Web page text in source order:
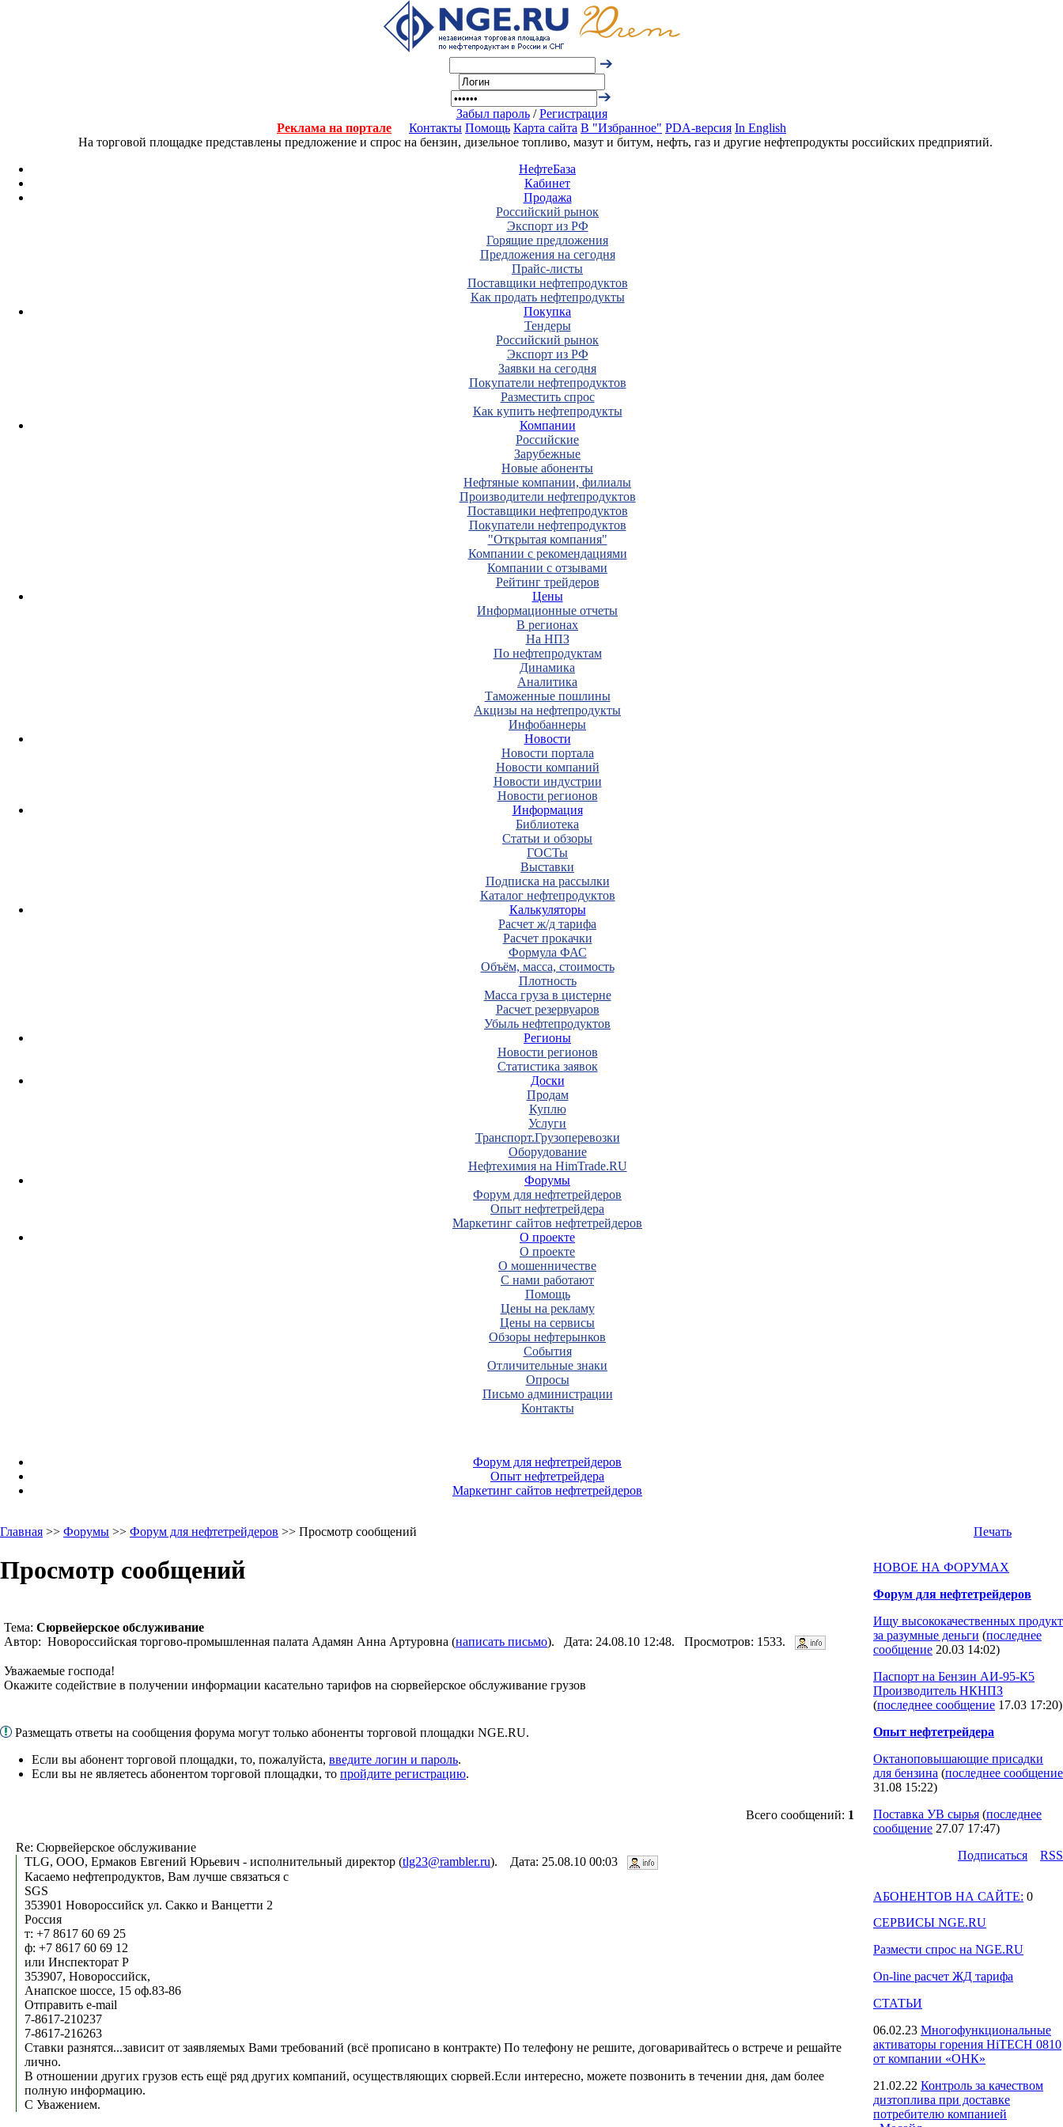
Забыл пароль/Регистрация
Реклама на портале
Контакты Помощь Карта сайта В "Избранное" PDA-версия In English
На торговой площадке представлены предложение и спрос на бензин, дизельное топливо, мазут и битум, нефть, газ и другие нефтепродукты российских предприятий.
НефтеБаза
Кабинет
Продажа
Российский рынок
Экспорт из РФ
Горящие предложения
Предложения на сегодня
Прайс-листы
Поставщики нефтепродуктов
Как продать нефтепродукты
Покупка
Тендеры
Российский рынок
Экспорт из РФ
Заявки на сегодня
Покупатели нефтепродуктов
Разместить спрос
Как купить нефтепродукты
Компании
Российские
Зарубежные
Новые абоненты
Нефтяные компании, филиалы
Производители нефтепродуктов
Поставщики нефтепродуктов
Покупатели нефтепродуктов
"Открытая компания"
Компании с рекомендациями
Компании с отзывами
Рейтинг трейдеров
Цены
Информационные отчеты
В регионах
На НПЗ
По нефтепродуктам
Динамика
Аналитика
Таможенные пошлины
Акцизы на нефтепродукты
Инфобаннеры
Новости
Новости портала
Новости компаний
Новости индустрии
Новости регионов
Информация
Библиотека
Статьи и обзоры
ГОСТы
Выставки
Подписка на рассылки
Каталог нефтепродуктов
Калькуляторы
Расчет ж/д тарифа
Расчет прокачки
Формула ФАС
Объём, масса, стоимость
Плотность
Масса груза в цистерне
Расчет резервуаров
Убыль нефтепродуктов
Регионы
Новости регионов
Статистика заявок
Доски
Продам
Куплю
Услуги
Транспорт.Грузоперевозки
Оборудование
Нефтехимия на HimTrade.RU
Форумы
Форум для нефтетрейдеров
Опыт нефтетрейдера
Маркетинг сайтов нефтетрейдеров
О проекте
О проекте
О мошенничестве
С нами работают
Помощь
Цены на рекламу
Цены на сервисы
Обзоры нефтерынков
События
Отличительные знаки
Опросы
Письмо администрации
Контакты
Форум для нефтетрейдеров
Опыт нефтетрейдера
Маркетинг сайтов нефтетрейдеров
Главная >> Форумы >> Форум для нефтетрейдеров >> Просмотр сообщений Печать
Просмотр сообщений
Тема: Сюрвейерское обслуживание
Автор: Новороссийская торгово-промышленная палата Адамян Анна Артуровна (написать письмо). Дата: 24.08.10 12:48. Просмотров: 1533.
Уважаемые господа!
Окажите содействие в получении информации касательно тарифов на сюрвейерское обслуживание грузов
Размещать ответы на сообщения форума могут только абоненты торговой площадки NGE.RU.
Если вы абонент торговой площадки, то, пожалуйста, введите логин и пароль.
Если вы не являетесь абонентом торговой площадки, то пройдите регистрацию.
Всего сообщений: 1
Re: Сюрвейерское обслуживание
TLG, ООО, Ермаков Евгений Юрьевич - исполнительный директор (tlg23@rambler.ru). Дата: 25.08.10 00:03
Касаемо нефтепродуктов, Вам лучше связаться с
SGS
353901 Новороссийск ул. Сакко и Ванцетти 2
Россия
т: +7 8617 60 69 25
ф: +7 8617 60 69 12
или Инспекторат Р
353907, Новороссийск,
Анапское шоссе, 15 оф.83-86
Отправить e-mail
7-8617-210237
7-8617-216263
Ставки разнятся...зависит от заявляемых Вами требований (всё прописано в контракте) По телефону не решите, договаривайтесь о встрече и решайте
лично.
В отношении других грузов есть ещё ряд других компаний, осуществляющих сюрвей.Если интересно, можете позвонить в течении дня, дам более
полную информацию.
С Уважением.
НОВОЕ НА ФОРУМАХ
Форум для нефтетрейдеров
Ищу высококачественных продукт
за разумные деньги (последнее
сообщение 20.03 14:02)
Паспорт на Бензин АИ-95-К5
Производитель НКНПЗ
(последнее сообщение 17.03 17:20)
Опыт нефтетрейдера
Октаноповышающие присадки
для бензина (последнее сообщение
31.08 15:22)
Поставка УВ сырья (последнее
сообщение 27.07 17:47)
Подпиcаться
RSS
АБОНЕНТОВ НА САЙТЕ: 0
СЕРВИСЫ NGE.RU
Размести спрос на NGE.RU
On-line расчет ЖД тарифа
СТАТЬИ
06.02.23 Многофункциональные
активаторы горения HiTECH 0810
от компании «ОНК»
21.02.22 Контроль за качеством
дизтоплива при доставке
потребителю компанией